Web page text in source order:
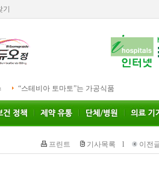
“스테비아 토마토”는 가공식품
프린트 기사목록 l 이전